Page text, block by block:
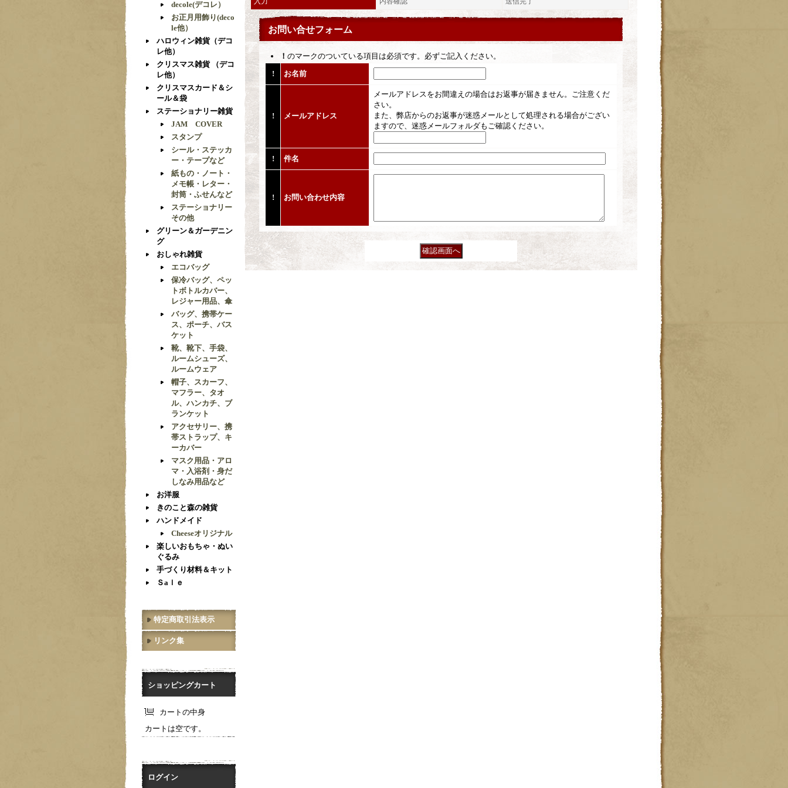
decole(デコレ）
お正月用飾り(deco
le他）
ハロウィン雑貨（デコ
レ他）
クリスマス雑貨 （デコ
レ他）
クリスマスカード＆シ
ール＆袋
ステーショナリー雑貨
JAM COVER
スタンプ
シール・ステッカ
ー・テープなど
紙もの・ノート・
メモ帳・レター・
封筒・ふせんなど
ステーショナリー
その他
グリーン＆ガーデニン
グ
おしゃれ雑貨
エコバッグ
保冷バッグ、ペッ
トボトルカバー、
レジャー用品、傘
バッグ、携帯ケー
ス、ポーチ、バス
ケット
靴、靴下、手袋、
ルームシューズ、
ルームウェア
帽子、スカーフ、
マフラー、タオ
ル、ハンカチ、ブ
ランケット
アクセサリー、携
帯ストラップ、キ
ーカバー
マスク用品・アロ
マ・入浴剤・身だ
しなみ用品など
お洋服
きのこと森の雑貨
ハンドメイド
Cheeseオリジナル
楽しいおもちゃ・ぬい
ぐるみ
手づくり材料＆キット
Ｓaｌｅ
特定商取引法表示
リンク集
ショッピングカート
カートの中身
カートは空です。
ログイン
お問い合せフォーム
！ のマークのついている項目は必須です。必ずご記入ください。
!
お名前
! メールアドレス
メールアドレスをお間違えの場合はお返事が届きません。ご注意くだ
さい。
また、弊店からのお返事が迷惑メールとして処理される場合がござい
ますので、迷惑メールフォルダもご確認ください。
! 件名
! お問い合わせ内容